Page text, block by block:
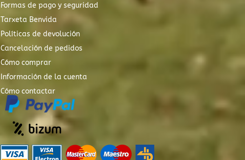
Formas de pago y seguridad
Tarxeta Benvida
Políticas de devolución
Cancelación de pedidos
Cómo comprar
Información de la cuenta
Cómo contactar